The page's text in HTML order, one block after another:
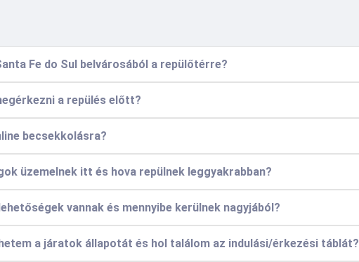
Fe do Sul belvárosából a repülőtérre?
a repülés előtt?
becsekkolásra?
üzemelnek itt és hova repülnek leggyakrabban?
vannak és mennyibe kerülnek nagyjából?
a járatok állapotát és hol találom az indulási/érkezési táblát?